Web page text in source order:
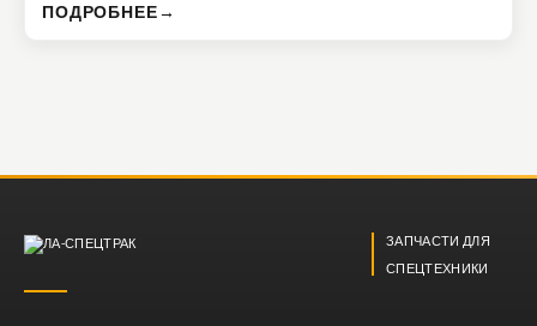
ПОДРОБНЕЕ→
ЗАПЧАСТИ ДЛЯ
СПЕЦТЕХНИКИ